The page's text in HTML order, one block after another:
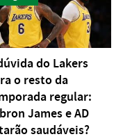
do Lakers
o resto da
regular:
James e AD
saudáveis?